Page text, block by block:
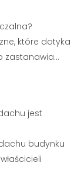
które dotyka
zastanawia…
jest
budynku